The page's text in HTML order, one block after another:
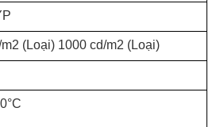
(Loại) 1000 cd/m2 (Loại)